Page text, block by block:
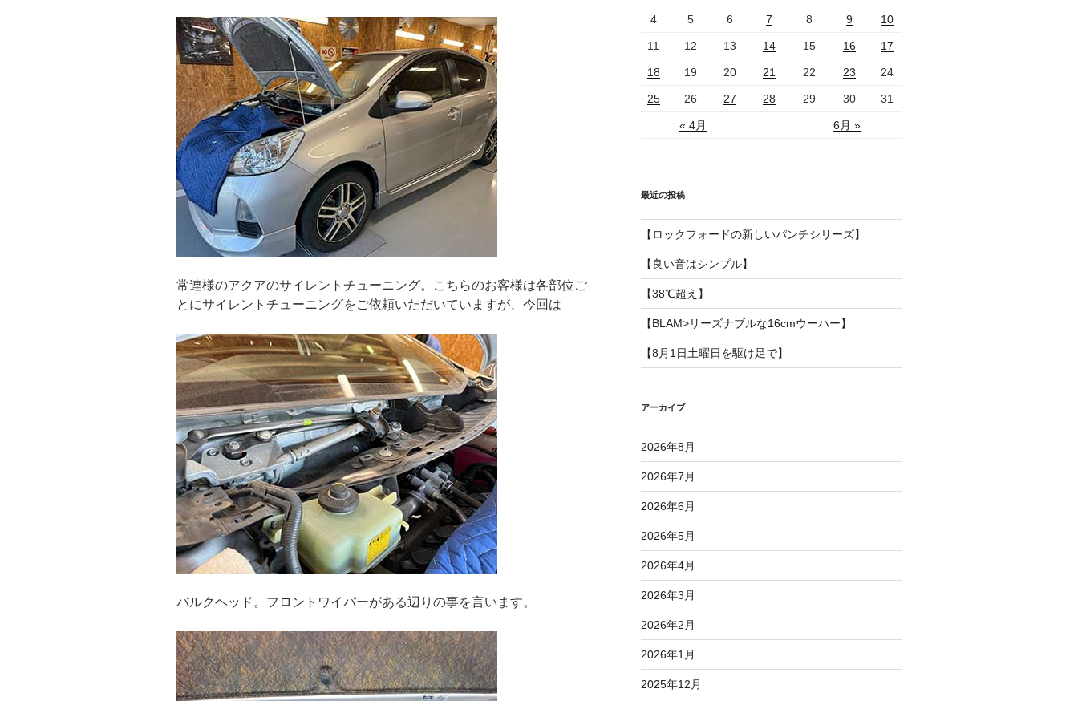
常連様のアクアのサイレントチューニング。こちらのお客様は各部位ご
とにサイレントチューニングをご依頼いただいていますが、今回は
バルクヘッド。フロントワイパーがある辺りの事を言います。
« 4月 6月 »
4 5 6 7 8 9 10
11 12 13 14 15 16 17
18 19 20 21 22 23 24
25 26 27 28 29 30 31
最近の投稿
【ロックフォードの新しいパンチシリーズ】
【良い音はシンプル】
【38℃超え】
【BLAM>リーズナブルな16cmウーハー】
【8月1日土曜日を駆け足で】
アーカイブ
2026年8月
2026年7月
2026年6月
2026年5月
2026年4月
2026年3月
2026年2月
2026年1月
2025年12月